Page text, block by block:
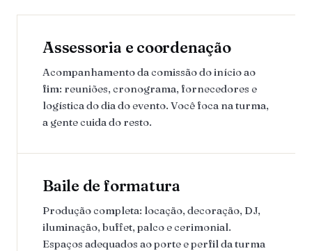
Assessoria e coordenação
Acompanhamento da comissão do início ao
fim: reuniões, cronograma, fornecedores e
logística do dia do evento. Você foca na turma,
a gente cuida do resto.
Baile de formatura
Produção completa: locação, decoração, DJ,
iluminação, buffet, palco e cerimonial.
Espaços adequados ao porte e perfil da turma